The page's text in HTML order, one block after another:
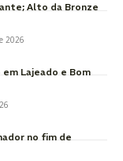
Alto da Bronze
2026
Lajeado e Bom
no fim de